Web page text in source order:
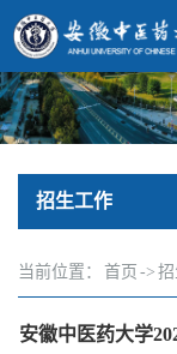
招生工作
当前位置： 首页 ->
安徽中医药大学